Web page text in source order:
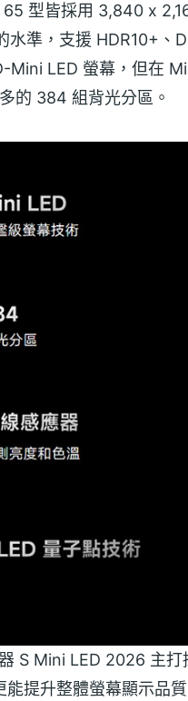
型皆採用 3,840 x
水準，支援 HDR10+
Mini LED 螢幕，但在
的 384 組背光分區。
S Mini LED 2026 主打
提升整體螢幕顯示品質